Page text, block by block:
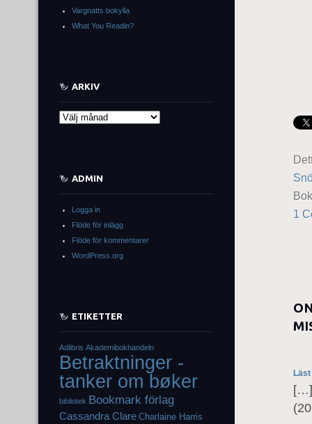
1
[…]
Vargnatts bokylla
What You Readin?
ARKIV
Arkiv
ADMIN
Logga in
Flöde för inlägg
Flöde för kommentarer
WordPress.org
ETIKETTER
Adlibris Akademibokhandeln
Betraktninger -
tanker om bøker
bibliotek Bookmark förlag
Cassandra Clare Charlaine Harris